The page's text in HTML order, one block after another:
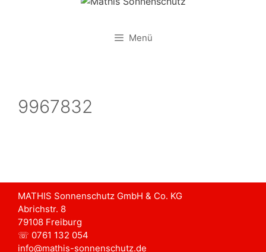
Menü
9967832
MATHIS Sonnenschutz GmbH & Co. KG
Abrichstr. 8
79108 Freiburg
☏ 0761 132 054
info@mathis-sonnenschutz.de